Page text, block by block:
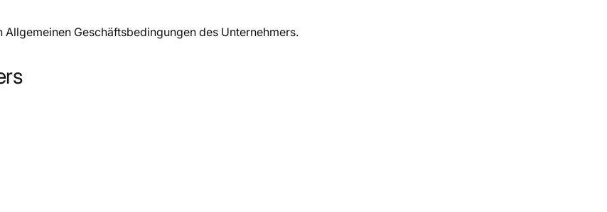
Geschäftsbedingungen des Unternehmers.